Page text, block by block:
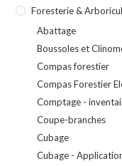
Foresterie &
Abattage
Boussoles et
Compas forestier
Compas Forestier
Comptage -
Coupe-branches
Cubage
Cubage -